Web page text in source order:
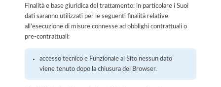
Finalità e base giuridica del trattamento: in particolare i Suoi
dati saranno utilizzati per le seguenti finalità relative
all’esecuzione di misure connesse ad obblighi contrattuali o
pre-contrattuali:
accesso tecnico e Funzionale al Sito nessun dato
viene tenuto dopo la chiusura del Browser.